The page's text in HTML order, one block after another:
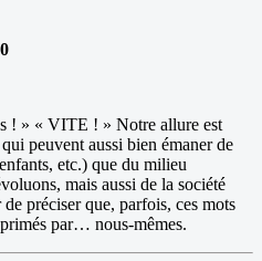
! » « VITE ! » Notre allure est
peuvent aussi bien émaner de
etc.) que du milieu
mais aussi de la société
préciser que, parfois, ces mots
par… nous-mêmes.